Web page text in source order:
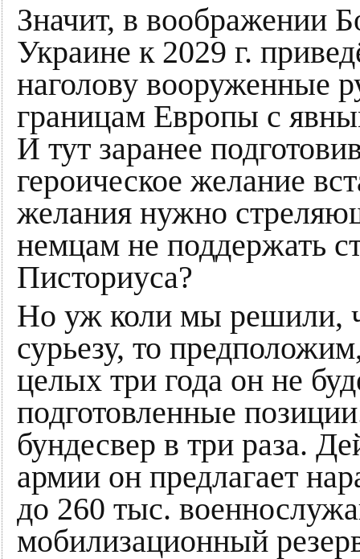
Значит, в воображении
Украине к 2029 г.
наголову вооруженные
границам Европы с
И тут заранее
героическое желание
желания нужно
немцам не поддержать
Писториуса?
Но уж коли мы решили,
сурьезу, то
целых три года он не
подготовленные
бундесвер в три раза.
армии он предлагает
до 260 тыс.
мобилизационный